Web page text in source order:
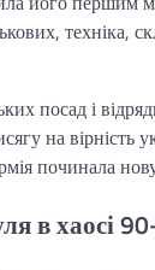
техніка,
посад і
на
починала
в хаосі